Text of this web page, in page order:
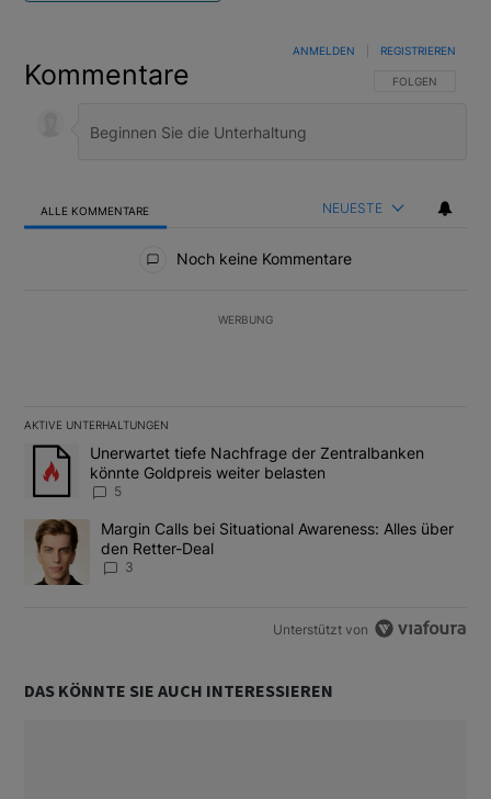
Kommentare FOLGE DIESER
FOLGEN
ANMELDEN REGISTRIEREN
ALLE KOMMENTARE NEUESTE
Noch keine Kommentare
WERBUNG
AKTIVE UNTERHALTUNGEN
Das Folgende ist eine Liste der am meisten kommentierten
Ein Trendartikel mit dem Titel "Unerwartet tiefe Nachfrage der
Unerwartet tiefe Nachfrage der Zentralbanken
könnte Goldpreis weiter belasten
5
Ein Trendartikel mit dem Titel "Margin Calls bei Situational
Margin Calls bei Situational Awareness: Alles über
den Retter-Deal
3
Unterstützt von
DAS KÖNNTE SIE AUCH INTERESSIEREN